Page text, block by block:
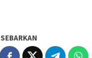
SEBARKAN